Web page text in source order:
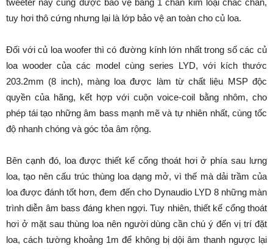
tuy hơi thô cứng nhưng lại là lớp bảo vệ an toàn cho củ loa.
Đối với củ loa woofer thì có đường kính lớn nhất trong số các củ
loa wooder của các model cùng series LYD, với kích thước
203.2mm (8 inch), màng loa được làm từ chất liệu MSP độc
quyền của hãng, kết hợp với cuộn voice-coil bằng nhôm, cho
phép tái tạo những âm bass mạnh mẽ và tự nhiên nhất, cùng tốc
độ nhanh chóng và góc tỏa âm rộng.
Bên cạnh đó, loa được thiết kế cổng thoát hơi ở phía sau lưng
loa, tạo nên cấu trúc thùng loa dạng mở, vì thế mà dải trầm của
loa được đánh tốt hơn, đem đến cho Dynaudio LYD 8 những màn
trình diễn âm bass đáng khen ngợi. Tuy nhiên, thiết kế cổng thoát
hơi ở mặt sau thùng loa nên người dùng cần chú ý đến vị trí đặt
loa, cách tường khoảng 1m để không bị dội âm thanh ngược lại